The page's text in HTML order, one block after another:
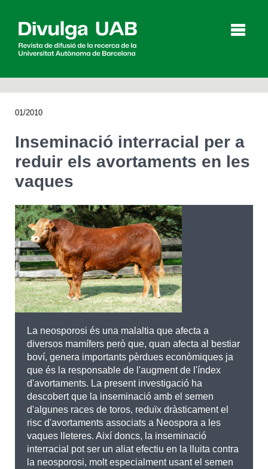
Agenda
English Español
CERCAR
01/2010
Inseminació interracial per a
reduir els avortaments en les
vaques
La neosporosi és una malaltia que afecta a
diversos mamífers però que, quan afecta al bestiar
boví, genera importants pèrdues econòmiques ja
que és la responsable de l'augment de l'índex
d'avortaments. La present investigació ha
descobert que la inseminació amb el semen
d'algunes races de toros, reduïx dràsticament el
risc d'avortaments associats a Neospora a les
vaques lleteres. Així doncs, la inseminació
interracial pot ser un aliat efectiu en la lluita contra
la neosporosi, molt especialment usant el semen